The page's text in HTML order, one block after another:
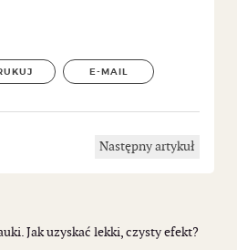
E-MAIL
Następny artykuł
Jak uzyskać lekki, czysty efekt?